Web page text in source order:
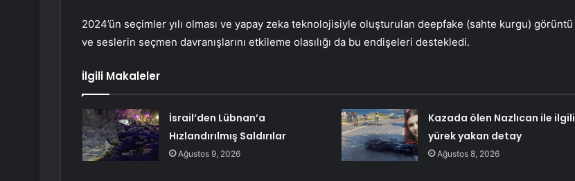
2024’ün seçimler yılı olması ve yapay zeka teknolojisiyle oluşturulan deepfake (sahte kurgu) görüntü
ve seslerin seçmen davranışlarını etkileme olasılığı da bu endişeleri destekledi.
İlgili Makaleler
İsrail’den Lübnan’a
Hızlandırılmış Saldırılar
Ağustos 9, 2026
Kazada ölen Nazlıcan ile ilgili
yürek yakan detay
Ağustos 8, 2026